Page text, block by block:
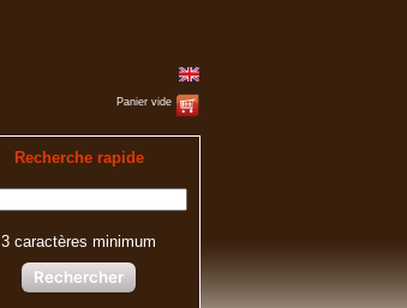
Panier vide
Recherche rapide
3 caractères minimum
Rechercher